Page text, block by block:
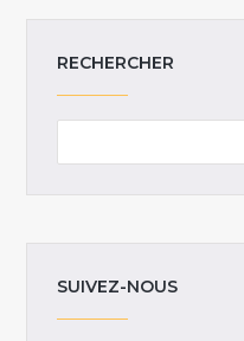
RECHERCHER
SUIVEZ-NOUS